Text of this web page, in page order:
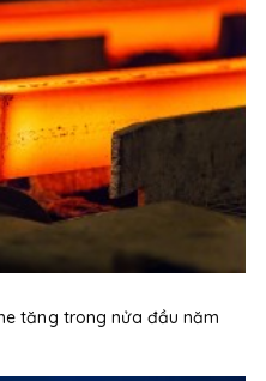
tăng trong nửa đầu năm